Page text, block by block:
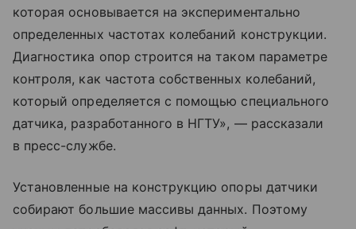
которая основывается на экспериментально
определенных частотах колебаний конструкции.
Диагностика опор строится на таком параметре
контроля, как частота собственных колебаний,
который определяется с помощью специального
датчика, разработанного в НГТУ», — рассказали
в пресс-службе.
Установленные на конструкцию опоры датчики
собирают большие массивы данных. Поэтому